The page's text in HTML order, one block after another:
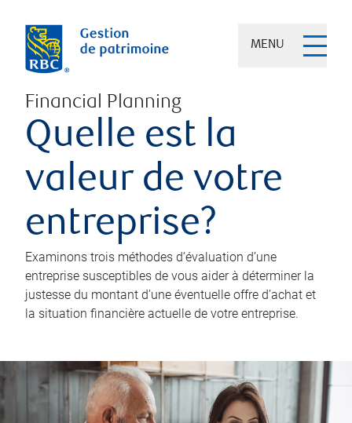
MENU
Financial Planning
Quelle est la
valeur de votre
entreprise?
Examinons trois méthodes d’évaluation d’une
entreprise susceptibles de vous aider à déterminer la
justesse du montant d’une éventuelle offre d’achat et
la situation financière actuelle de votre entreprise.